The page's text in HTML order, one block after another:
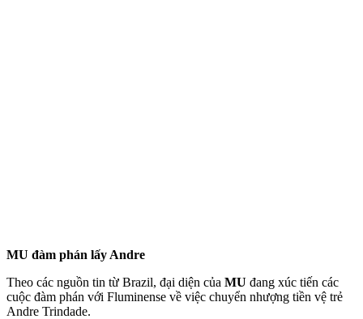
MU đàm phán lấy Andre
Theo các nguồn tin từ Brazil, đại diện của MU đang xúc tiến các
cuộc đàm phán với Fluminense về việc chuyển nhượng tiền vệ trẻ
Andre Trindade.